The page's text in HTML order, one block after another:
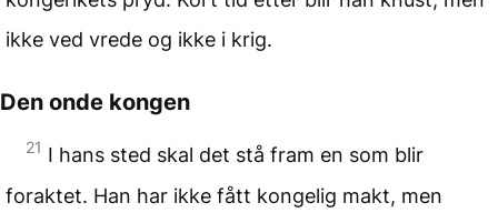
ikke ved vrede og ikke i krig.
Den onde kongen
21 I hans sted skal det stå fram en som blir
foraktet. Han har ikke fått kongelig makt, men